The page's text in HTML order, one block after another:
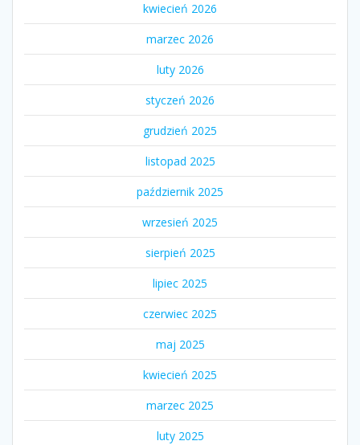
kwiecień 2026
marzec 2026
luty 2026
styczeń 2026
grudzień 2025
listopad 2025
październik 2025
wrzesień 2025
sierpień 2025
lipiec 2025
czerwiec 2025
maj 2025
kwiecień 2025
marzec 2025
luty 2025